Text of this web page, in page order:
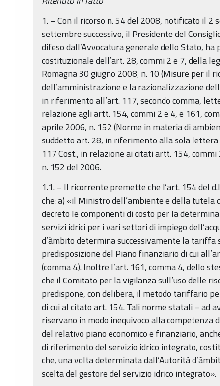
1. – Con il ricorso n. 54 del 2008, notificato il
settembre successivo, il Presidente del
difeso dall’Avvocatura generale dello Stato,
costituzionale dell’art. 28, commi 2 e 7, della
Romagna 30 giugno 2008, n. 10 (Misure per il
dell’amministrazione e la razionalizzazione
in riferimento all’art. 117, secondo comma,
relazione agli artt. 154, commi 2 e 4, e 161,
aprile 2006, n. 152 (Norme in materia di
suddetto art. 28, in riferimento alla sola lettera
117 Cost., in relazione ai citati artt. 154, commi
n. 152 del 2006.
1.1. – Il ricorrente premette che l’art. 154 del
che: a) «il Ministro dell’ambiente e della
decreto le componenti di costo per la
servizi idrici per i vari settori di impiego
d’àmbito determina successivamente la tariffa
predisposizione del Piano finanziario di cui
(comma 4). Inoltre l’art. 161, comma 4, dello
che il Comitato per la vigilanza sull’uso delle
predispone, con delibera, il metodo tariffario
di cui al citato art. 154. Tali norme statali − ad
riservano in modo inequivoco alla competenza
del relativo piano economico e finanziario,
di riferimento del servizio idrico integrato,
che, una volta determinata dall’Autorità
scelta del gestore del servizio idrico integrato».